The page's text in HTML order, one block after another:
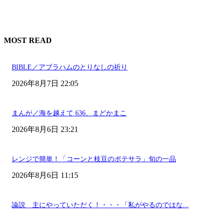
MOST READ
BIBLE／アブラハムのとりなしの祈り
2026年8月7日 22:05
まんが／海を越えて 636、まどかまこ
2026年8月6日 23:21
レンジで簡単！「コーンと枝豆のポテサラ」旬の一品
2026年8月6日 11:15
論説 主にやっていただく！・・・「私がやるのではな...